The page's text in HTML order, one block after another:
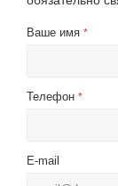
Ваше имя *
Телефон *
E-mail